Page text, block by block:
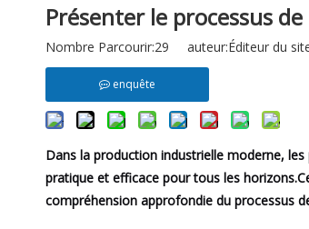
Présenter le processus
Nombre Parcourir:29 auteur:Éditeur du
enquête
Dans la production industrielle moderne,
pratique et efficace pour tous les
compréhension approfondie du processus